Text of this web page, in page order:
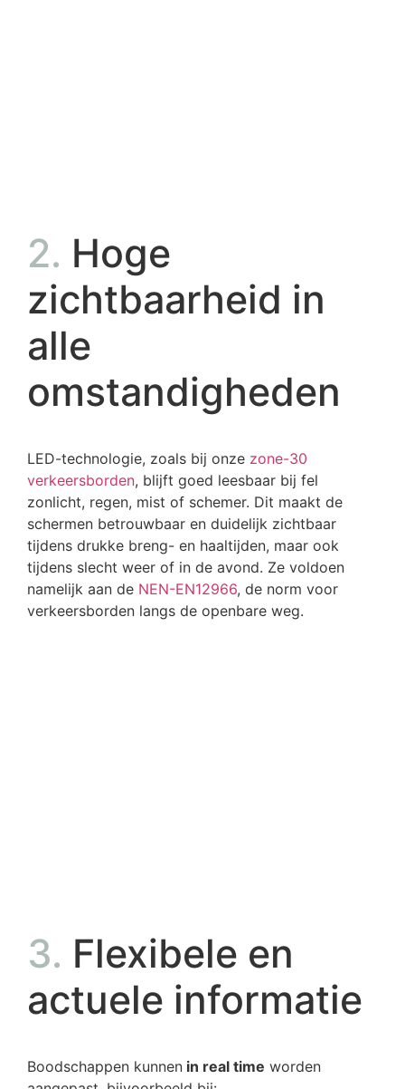
2. Hoge
zichtbaarheid in
alle
omstandigheden
LED-technologie, zoals bij onze zone-30
verkeersborden, blijft goed leesbaar bij fel
zonlicht, regen, mist of schemer. Dit maakt de
schermen betrouwbaar en duidelijk zichtbaar
tijdens drukke breng- en haaltijden, maar ook
tijdens slecht weer of in de avond. Ze voldoen
namelijk aan de NEN-EN12966, de norm voor
verkeersborden langs de openbare weg.
3. Flexibele en
actuele informatie
Boodschappen kunnen in real time worden